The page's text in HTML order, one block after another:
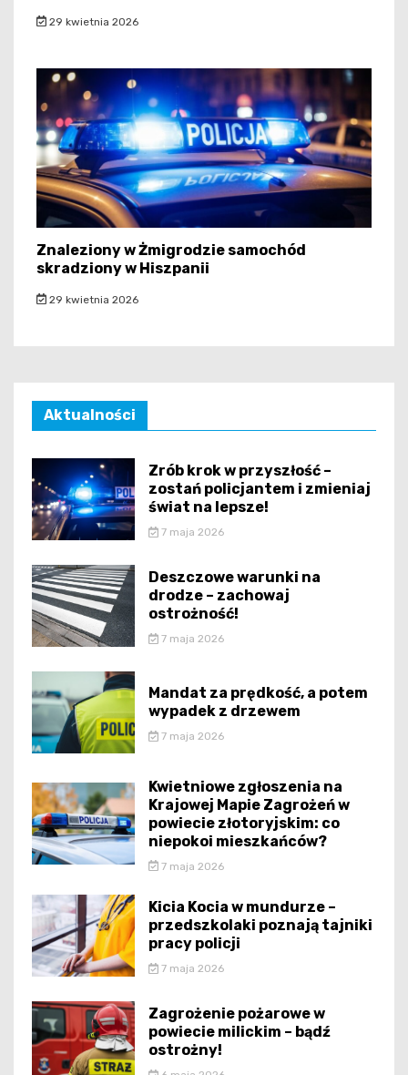
29 kwietnia 2026
Znaleziony w Żmigrodzie samochód
skradziony w Hiszpanii
29 kwietnia 2026
Aktualności
Zrób krok w przyszłość –
zostań policjantem i zmieniaj
świat na lepsze!
7 maja 2026
Deszczowe warunki na
drodze – zachowaj
ostrożność!
7 maja 2026
Mandat za prędkość, a potem
wypadek z drzewem
7 maja 2026
Kwietniowe zgłoszenia na
Krajowej Mapie Zagrożeń w
powiecie złotoryjskim: co
niepokoi mieszkańców?
7 maja 2026
Kicia Kocia w mundurze –
przedszkolaki poznają tajniki
pracy policji
7 maja 2026
Zagrożenie pożarowe w
powiecie milickim – bądź
ostrożny!